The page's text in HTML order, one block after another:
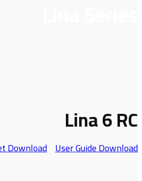
Lina 6 RC
Download User Guide Download